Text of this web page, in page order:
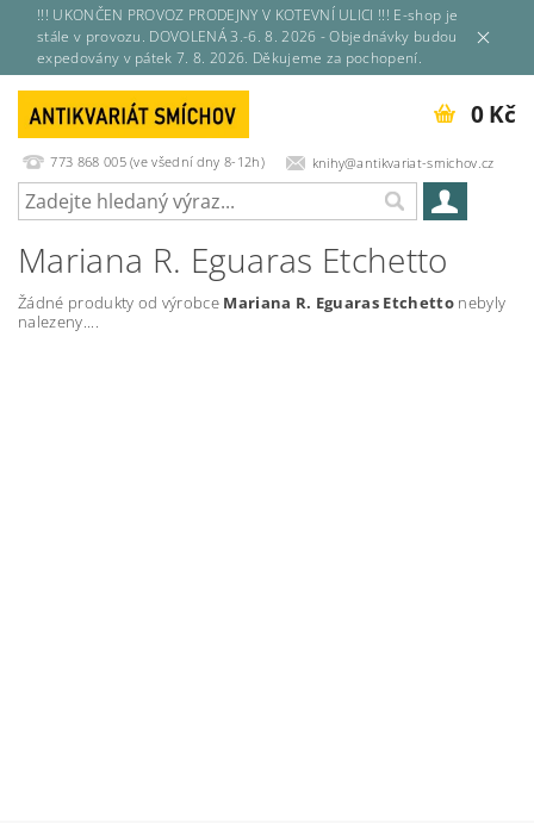
!!! UKONČEN PROVOZ PRODEJNY V KOTEVNÍ ULICI !!! E-shop je
stále v provozu. DOVOLENÁ 3.-6. 8. 2026 - Objednávky budou
expedovány v pátek 7. 8. 2026. Děkujeme za pochopení.
773 868 005 (ve všední dny 8-12h) knihy@antikvariat-smichov.cz
0 Kč
Mariana R. Eguaras Etchetto
Žádné produkty od výrobce Mariana R. Eguaras Etchettonebyly
nalezeny....